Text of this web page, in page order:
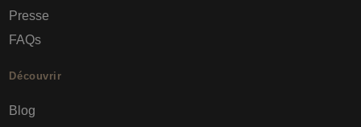
Presse
FAQs
Découvrir
Blog